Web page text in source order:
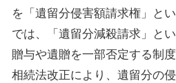
を「遺留分侵害額請求権」と
では、「遺留分減殺請求」と
贈与や遺贈を一部否定する制
相続法改正により、遺留分の